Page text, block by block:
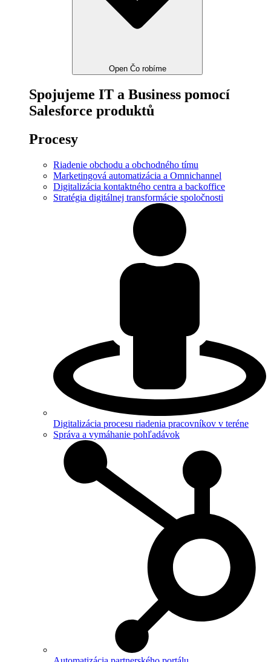
Open Čo robíme
Spojujeme IT a Business pomocí
Salesforce produktů
Procesy
Riadenie obchodu a obchodného tímu
Marketingová automatizácia a Omnichannel
Digitalizácia kontaktného centra a backoffice
Stratégia digitálnej transformácie spoločnosti
Digitalizácia procesu riadenia pracovníkov v teréne
Správa a vymáhanie pohľadávok